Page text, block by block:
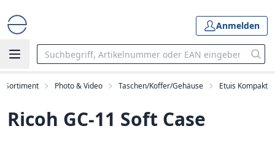
Anmelden
Sortiment Photo & Video Taschen/Koffer/Gehäuse Etuis Kompakt
Ricoh GC-11 Soft Case